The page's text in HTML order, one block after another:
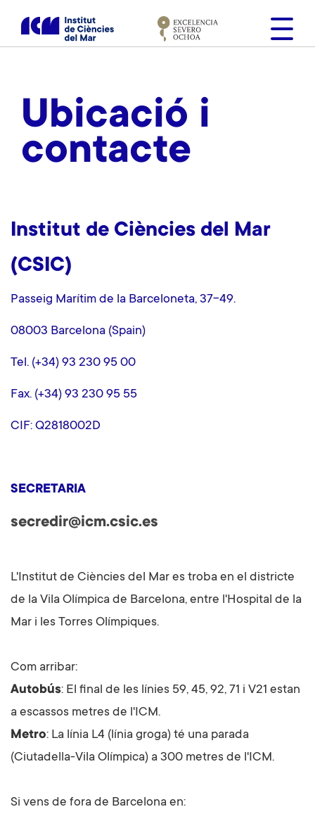
s
Ubicació i
contacte
Institut de Ciències del Mar
(CSIC)
Passeig Marítim de la Barceloneta, 37-49.
08003 Barcelona (Spain)
Tel. (+34) 93 230 95 00
Fax. (+34) 93 230 95 55
CIF: Q2818002D
SECRETARIA
secredir@icm.csic.es
L'Institut de Ciències del Mar es troba en el districte
de la Vila Olímpica de Barcelona, ​​entre l'Hospital de la
Mar i les Torres Olímpiques.
Com arribar:
Autobús: El final de les línies 59, 45, 92, 71 i V21 estan
a escassos metres de l'ICM.
Metro: La línia L4 (línia groga) té una parada
(Ciutadella-Vila Olímpica) a 300 metres de l'ICM.
Si vens de fora de Barcelona en: